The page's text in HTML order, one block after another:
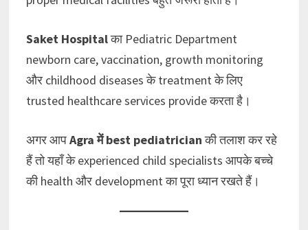
Saket Hospitalका Pediatric Department
newborn care, vaccination, growth monitoring
और childhood diseases के treatment के लिए
trusted healthcare services provide करता है।
अगर आपAgra में best pediatricianकी तलाश कर रहे
हैं तो यहाँ के experienced child specialists आपके बच्चे
की health और development का पूरा ध्यान रखते हैं।